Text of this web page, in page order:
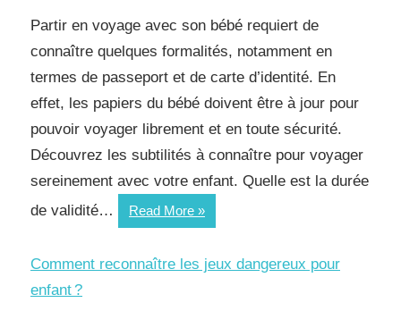
possibles
Partir en voyage avec son bébé requiert de
connaître quelques formalités, notamment en
termes de passeport et de carte d’identité. En
effet, les papiers du bébé doivent être à jour pour
pouvoir voyager librement et en toute sécurité.
Découvrez les subtilités à connaître pour voyager
sereinement avec votre enfant. Quelle est la durée
de validité…
Read More Formalités :
partir
en
Comment reconnaître les jeux dangereux pour
enfant ?